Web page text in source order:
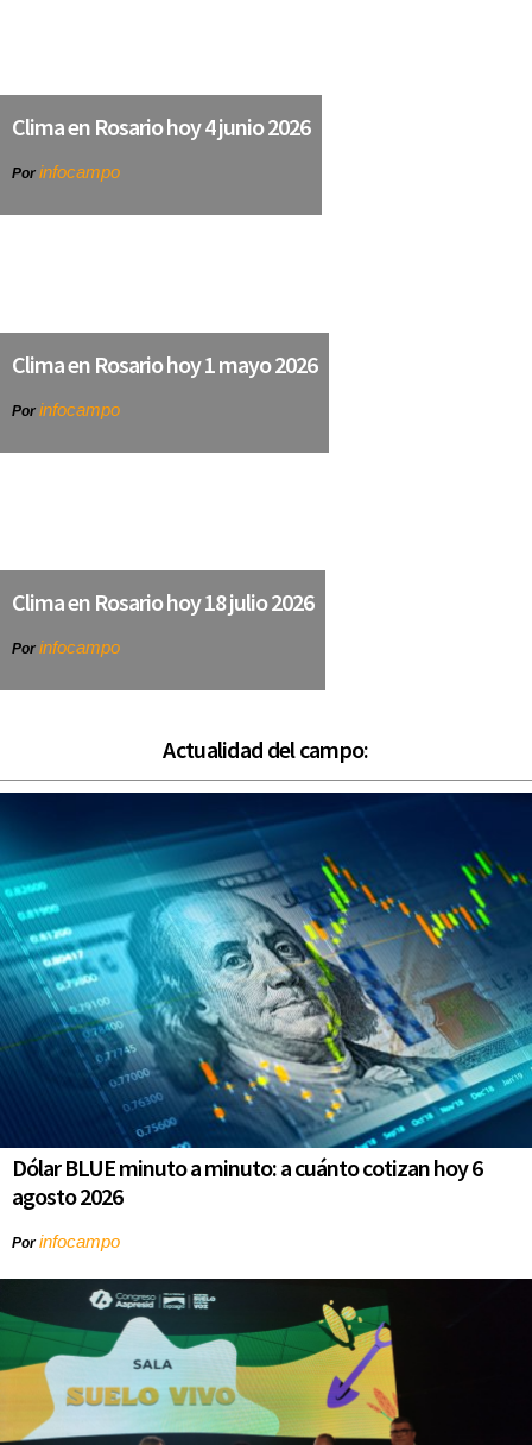
Clima en Rosario hoy 4 junio 2026
Por infocampo
Clima en Rosario hoy 1 mayo 2026
Por infocampo
Clima en Rosario hoy 18 julio 2026
Por infocampo
Actualidad del campo:
Dólar BLUE minuto a minuto: a cuánto cotizan hoy 6
agosto 2026
Porinfocampo